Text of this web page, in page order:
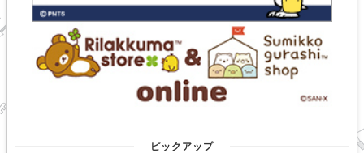
ピックアップ